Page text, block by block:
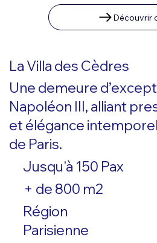
Découvrir
La Villa des Cèdres
Une demeure
Napoléon III, alliant
et élégance
de Paris.
Jusqu'à 150 Pax
+ de 800 m2
Région
Parisienne